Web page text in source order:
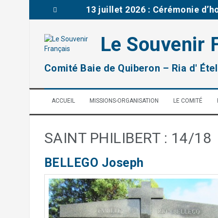
Brèves de la délégation du
remise prix à la classe de
2026: Rénovation d’une tombe
13 juillet 2026 : Cérémonie
Le Souvenir
Comité Baie de Quiberon – Ria d' Étel
ACCUEIL MISSIONS-ORGANISATION LE COMITÉ
SAINT PHILIBERT : 14/18
BELLEGO Joseph